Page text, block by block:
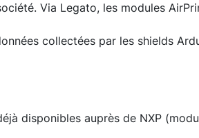
Via Legato, les modules
collectées par les shields
disponibles auprès de NXP